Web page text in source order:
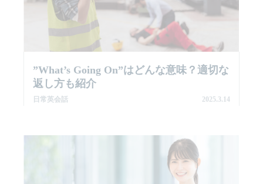
”what’s Going On”はどんな意味？適切な
返し方も紹介
日常英会話 2025.3.14